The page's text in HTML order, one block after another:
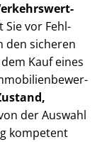
Sie vor Fehl­
den sicheren
Kauf eines
der Auswahl
kompetent